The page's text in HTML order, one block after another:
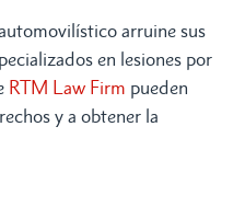
arruine sus
en lesiones por
RTM Law Firm pueden
y a obtener la